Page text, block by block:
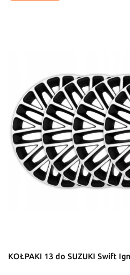
KOŁPAKI 13 do SUZUKI Swift